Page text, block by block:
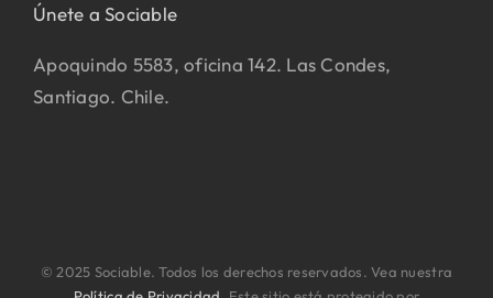
Únete a Sociable
Apoquindo 5583, oficina 142. Las Condes,
Santiago. Chile.
© 2025 Sociable. Todos los derechos reservados. Vea nuestra